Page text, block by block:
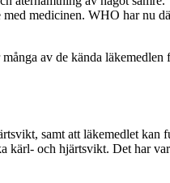
medicinen. WHO har nu
av de kända
samt att läkemedlet kan
och hjärtsvikt. Det har